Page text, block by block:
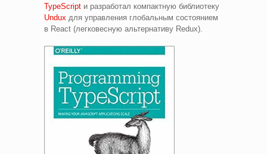
TypeScript и разработал компактную библиотеку
Undux для управления глобальным состоянием
в React (легковесную альтернативу Redux).